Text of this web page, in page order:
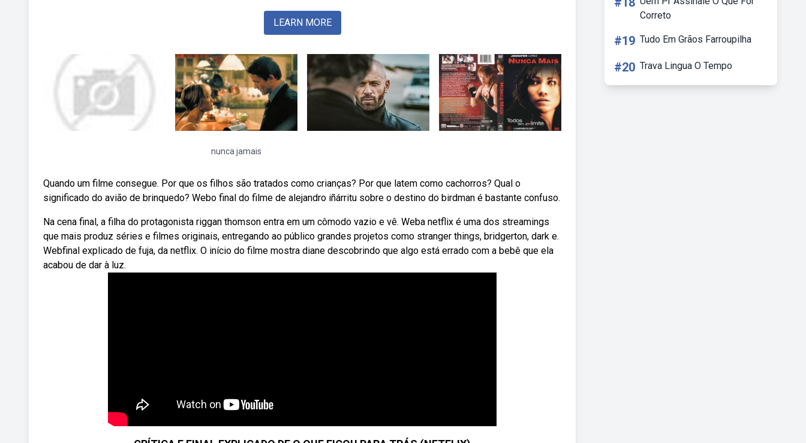
LEARN MORE
nunca jamais
Quando um filme consegue. Por que os filhos são tratados como crianças? Por que latem como cachorros? Qual o
significado do avião de brinquedo? Webo final do filme de alejandro iñárritu sobre o destino do birdman é bastante confuso.
Na cena final, a filha do protagonista riggan thomson entra em um cômodo vazio e vê. Weba netflix é uma dos streamings
que mais produz séries e filmes originais, entregando ao público grandes projetos como stranger things, bridgerton, dark e.
Webfinal explicado de fuja, da netflix. O início do filme mostra diane descobrindo que algo está errado com a bebê que ela
acabou de dar à luz.
Correto
#19 Tudo Em Grãos Farroupilha
#20 Trava Lingua O Tempo